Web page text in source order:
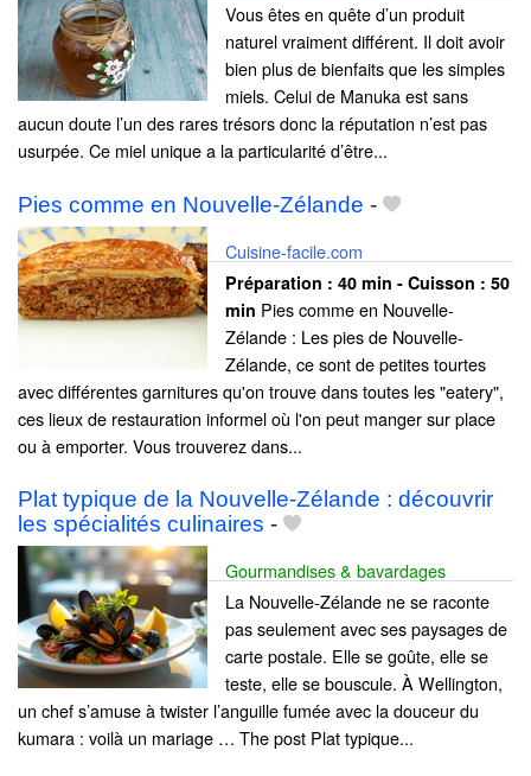
Vous êtes en quête d’un produit
naturel vraiment différent. Il doit avoir
bien plus de bienfaits que les simples
miels. Celui de Manuka est sans
aucun doute l’un des rares trésors donc la réputation n’est pas
usurpée. Ce miel unique a la particularité d’être...
Pies comme en Nouvelle-Zélande -
Cuisine-facile.com
Préparation : 40 min - Cuisson : 50
min Pies comme en Nouvelle-
Zélande : Les pies de Nouvelle-
Zélande, ce sont de petites tourtes
avec différentes garnitures qu'on trouve dans toutes les "eatery",
ces lieux de restauration informel où l'on peut manger sur place
ou à emporter. Vous trouverez dans...
Plat typique de la Nouvelle-Zélande : découvrir
les spécialités culinaires -
Gourmandises & bavardages
La Nouvelle-Zélande ne se raconte
pas seulement avec ses paysages de
carte postale. Elle se goûte, elle se
teste, elle se bouscule. À Wellington,
un chef s’amuse à twister l’anguille fumée avec la douceur du
kumara : voilà un mariage … The post Plat typique...